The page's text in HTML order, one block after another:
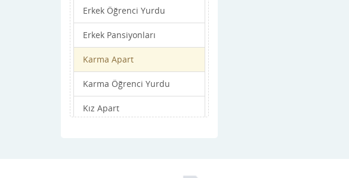
Erkek Öğrenci Yurdu
Erkek Pansiyonları
Karma Apart
Karma Öğrenci Yurdu
Kız Apart